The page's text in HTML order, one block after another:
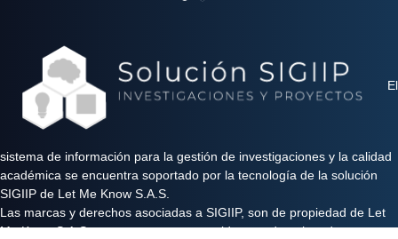
El
sistema de información para la gestión de investigaciones y la calidad
académica se encuentra soportado por la tecnología de la solución
SIGIIP de Let Me Know S.A.S.
Las marcas y derechos asociadas a SIGIIP, son de propiedad de Let
Me Know S.A.S y se encuentran protegidos por derechos de autor e